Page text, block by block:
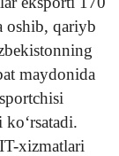
oshib, qariyb
maydonida
xizmatlari